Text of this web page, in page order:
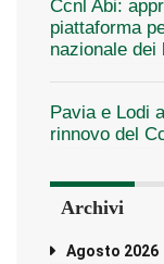
Ccnl Abi:
piattaforma
nazionale dei
Pavia e Lodi
rinnovo del
Archivi
Agosto 2026